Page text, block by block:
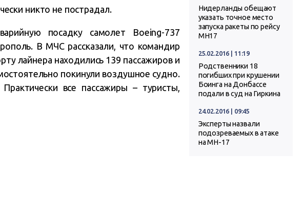
никто не пострадал.
посадку самолет Boeing-737
В МЧС рассказали, что командир
лайнера находились 139 пассажиров и
покинули воздушное судно.
все пассажиры – туристы,
Нидерланды обещают
указать точное место
запуска ракеты по рейсу
MH17
25.02.2016 | 11:19
Родственники 18
погибших при крушении
Боинга на Донбассе
подали в суд на Гиркина
24.02.2016 | 09:45
Эксперты назвали
подозреваемых в атаке
на MH-17